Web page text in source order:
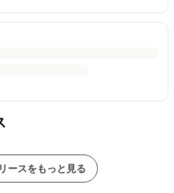
ースをもっと見る